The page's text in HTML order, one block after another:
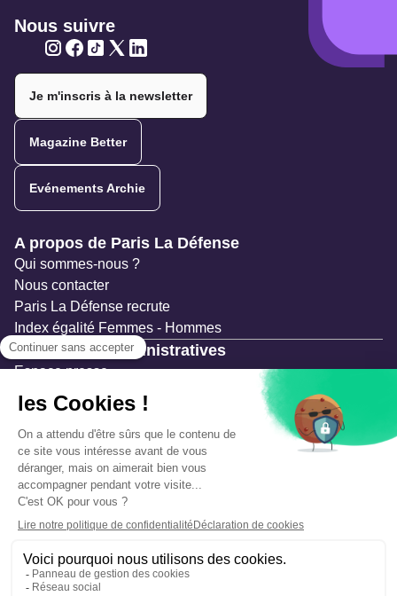
Nous suivre
Je m'inscris à la newsletter
Magazine Better
Evénements Archie
Navigation secondaire
A propos de Paris La Défense
Qui sommes-nous ?
Nous contacter
Paris La Défense recrute
Index égalité Femmes - Hommes
Ressources administratives
Espace presse
Documentation
Marchés publics
Appels à projets & avis d'attribution
Mesures de publicité
Concertations et enquêtes publiques
Précautions et sécurité
Plan de gestion des risques
Mentions légales
Données personnelles